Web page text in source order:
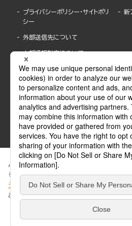
プライバシーポリシー・サイトポリ
シー
外部送信先について
内部通報制度について
新
ABJマークは、この電子書店・電子書籍配信サービス
得た正規版配信サービスであることを示す登録商
ABJマークの詳細、ABJマークを掲示しているサービ
ぶんか社が運営するサイトでは、利便性
を使用しています。 当社のCookieについ
シー
」をご覧ください。当サイトでは、訪
ありません。